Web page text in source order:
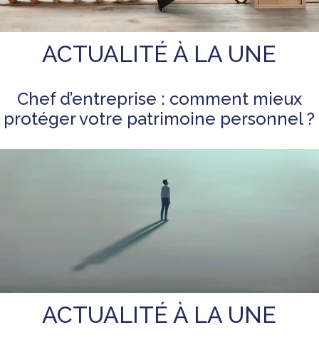
ACTUALITÉ À LA UNE
Chef d’entreprise : comment mieux
protéger votre patrimoine personnel ?
ACTUALITÉ À LA UNE